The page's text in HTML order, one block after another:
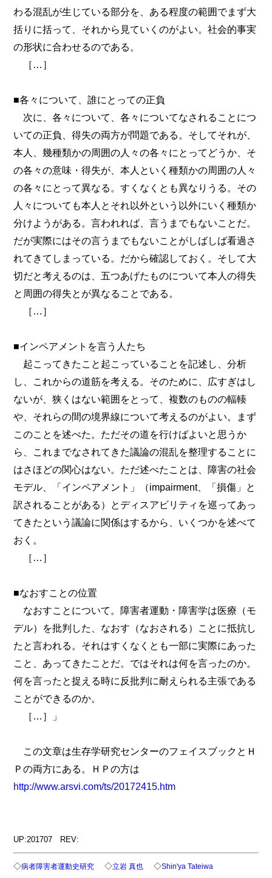
わる混乱が生じている部分を、ある程度の範囲でまず大
括りに括って、それから見ていくのがよい。社会的事実
の形状に合わせるのである。
［…］
■各々について、誰にとっての正負
次に、各々について、各々についてなされることにつ
いての正負、得失の両方が問題である。そしてそれが、
本人、幾種類かの周囲の人々の各々にとってどうか、そ
の各々の意味・得失が、本人といく種類かの周囲の人々
の各々にとって異なる。すくなくとも異なりうる。その
人々についても本人とそれ以外という以外にいく種類か
分けようがある。言われれば、言うまでもないことだ。
だが実際にはその言うまでもないことがしばしば看過さ
れてきてしまっている。だから確認しておく。そして大
切だと考えるのは、五つあげたものについて本人の得失
と周囲の得失とが異なることである。
［…］
■インペアメントを言う人たち
起こってきたこと起こっていることを記述し、分析
し、これからの道筋を考える。そのために、広すぎはし
ないが、狭くはない範囲をとって、複数のものの輻輳
や、それらの間の境界線について考えるのがよい。まず
このことを述べた。ただその道を行けばよいと思うか
ら、これまでなされてきた議論の混乱を整理することに
はさほどの関心はない。ただ述べたことは、障害の社会
モデル、「インペアメント」（impairment、「損傷」と
訳されることがある）とディスアビリティを巡ってあっ
てきたという議論に関係はするから、いくつかを述べて
おく。
［…］
■なおすことの位置
なおすことについて。障害者運動・障害学は医療（モ
デル）を批判した、なおす（なおされる）ことに抵抗し
たと言われる。それはすくなくとも一部に実際にあった
こと、あってきたことだ。ではそれは何を言ったのか。
何を言ったと捉える時に反批判に耐えられる主張である
ことができるのか。
［…］」
この文章は生存学研究センターのフェイスブックとＨ
Ｐの両方にある。ＨＰの方は
http://www.arsvi.com/ts/20172415.htm
UP:201707 REV:
◇病者障害者運動史研究 ◇立岩 真也 ◇Shin'ya Tateiwa